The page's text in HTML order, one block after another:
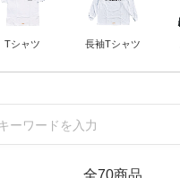
Tシャツ 長袖Tシャツ
全70商品